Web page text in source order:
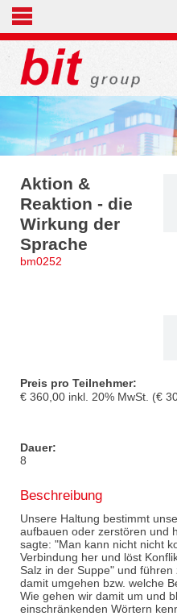
Aktion &
Reaktion - die
Wirkung der
Sprache
bm0252
Preis pro Teilnehmer:
€ 360,00 inkl. 20% MwSt. (€
Dauer:
8
Beschreibung
Unsere Haltung bestimmt
aufbauen oder zerstören und
sagte: "Man kann nicht nicht
Verbindung her und löst
Salz in der Suppe" und
damit umgehen bzw. welche
Wie gehen wir damit um und
einschränkenden Wörtern